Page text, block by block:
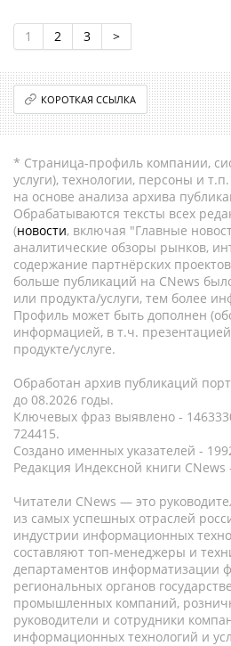
1 2 3 >
КОРОТКАЯ ССЫЛКА
* Страница-профиль компании,
услуги), технологии, персоны и
на основе анализа архива
Обрабатываются тексты всех
(новости, включая "Главные
аналитические обзоры рынков,
содержание партнёрских
больше публикаций на CNews
или продукта/услуги, тем более
Профиль может быть дополнен
информацией, в т.ч.
продукте/услуге.
Обработан архив публикаций
до 08.2026 годы.
Ключевых фраз выявлено -
724415.
Создано именных указателей -
Редакция Индексной книги CNews
Читатели CNews — это
из самых успешных отраслей
индустрии информационных
составляют топ-менеджеры и
департаментов информатизации
региональных органов
промышленных компаний,
руководители и сотрудники
информационных технологий и